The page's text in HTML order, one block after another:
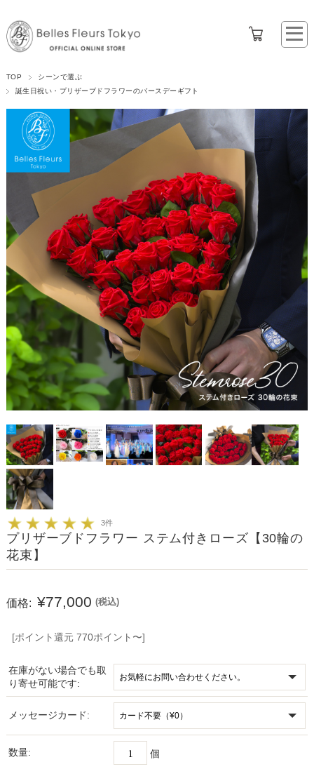
TOP
シーンで選ぶ
誕生日祝い・プリザーブドフラワーのバースデーギフト
3件
プリザーブドフラワー ステム付きローズ【30輪の
花束】
価格: ¥77,000 (税込)
[ポイント還元 770ポイント〜]
在庫がない場合でも取
り寄せ可能です:
メッセージカード:
数量: 個